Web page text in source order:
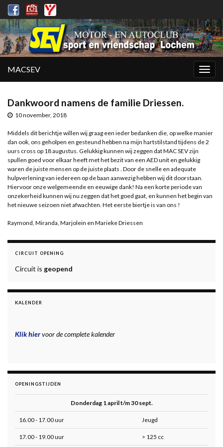
MACSEV
Dankwoord namens de familie Driessen.
10 november, 2018
Middels dit berichtje willen wij graag een ieder bedanken die, op welke manier
dan ook, ons geholpen en gesteund hebben na mijn hartstilstand tijdens de 2
uurs cross op 18 augustus. Gelukkig kunnen wij zeggen dat MAC SEV zijn
spullen goed voor elkaar heeft met het bezit van een AED unit en gelukkig
waren de juiste mensen op de juiste plaats . Door de snelle en adequate
hulpverlening van iedereen op de baan aanwezig hebben wij dit doorstaan.
Hiervoor onze welgemeende en eeuwige dank! Na een korte periode van
onzekerheid kunnen wij nu zeggen dat het goed gaat, en kunnen het begin van
het nieuwe seizoen niet afwachten. Het eerste biertje is van ons !
Raymond, Miranda, Marjolein en Marieke Driessen
CIRCUIT OPENING
Circuit is geopend
KALENDER
Klik hiervoor de complete kalender
OPENINGSTIJDEN
Donderdag 1 april t/m 30 sept.
16.00 - 17.00 uur Jeugd
17.00 - 19.00 uur > 125 cc